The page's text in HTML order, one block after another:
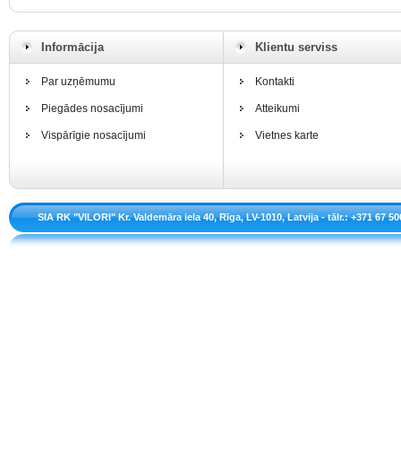
Informācija
Par uzņēmumu
Piegādes nosacījumi
Vispārīgie nosacījumi
Klientu serviss
Kontakti
Atteikumi
Vietnes karte
SIA RK "VILORI" Kr. Valdemāra iela 40, Rīga, LV-1010, Latvija - tālr.: +371 67